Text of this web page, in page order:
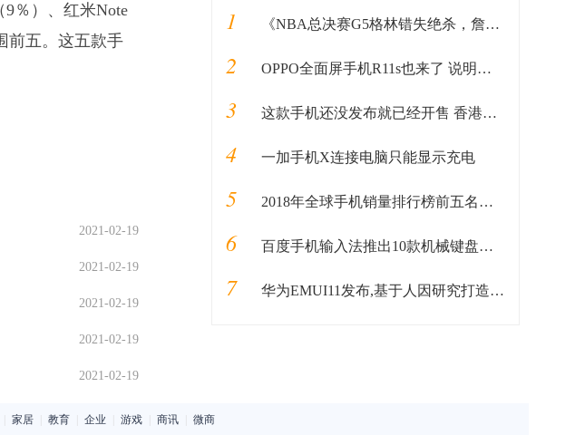
％）、红米Note
前五。这五款手
2021-02-19
2021-02-19
2021-02-19
2021-02-19
2021-02-19
1 《NBA总决赛G5格林错失绝杀，詹姆斯值得信赖的帮手到底在哪？》
2 OPPO全面屏手机R11s也来了 说明书提前曝光
3 这款手机还没发布就已经开售 香港手机店卖15880港币
4 一加手机X连接电脑只能显示充电
5 2018年全球手机销量排行榜前五名，国产手机占了三个，可惜华为!
6 百度手机输入法推出10款机械键盘皮肤!
7 华为EMUI11发布,基于人因研究打造,50多款机型可升级
家居 教育 企业 游戏 商讯 微商